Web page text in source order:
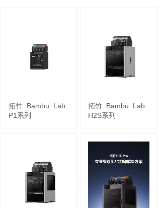
拓竹 Bambu
Lab
P1系列
拓竹 Bambu
Lab
H2S系列